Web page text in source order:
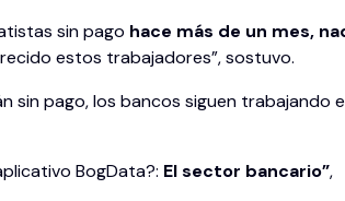
sin pago hace más de un mes,
estos trabajadores”, sostuvo.
sin pago, los bancos siguen trabajando
BogData?: El sector bancario”,